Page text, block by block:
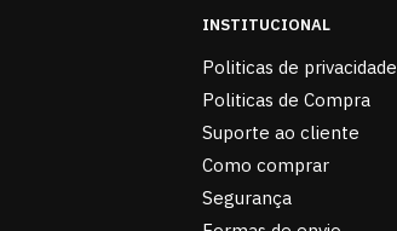
INSTITUCIONAL
Politicas de privacidade
Politicas de Compra
Suporte ao cliente
Como comprar
Segurança